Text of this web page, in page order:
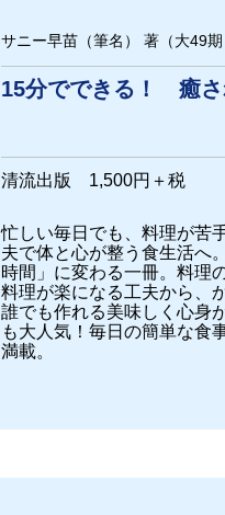
サニー早苗（筆名） 著（大49
15分でできる！ 癒さ
清流出版 1,500円＋税
忙しい毎日でも、料理が苦
夫で体と心が整う食生活へ
時間」に変わる一冊。料理
料理が楽になる工夫から、
誰でも作れる美味しく心身
も大人気！毎日の簡単な食
満載。